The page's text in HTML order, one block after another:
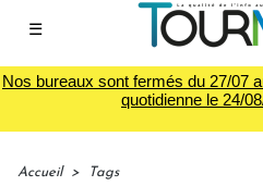
☰
Nos bureaux sont fermés du 27/07
quotidienne le 24/
Accueil > Tags